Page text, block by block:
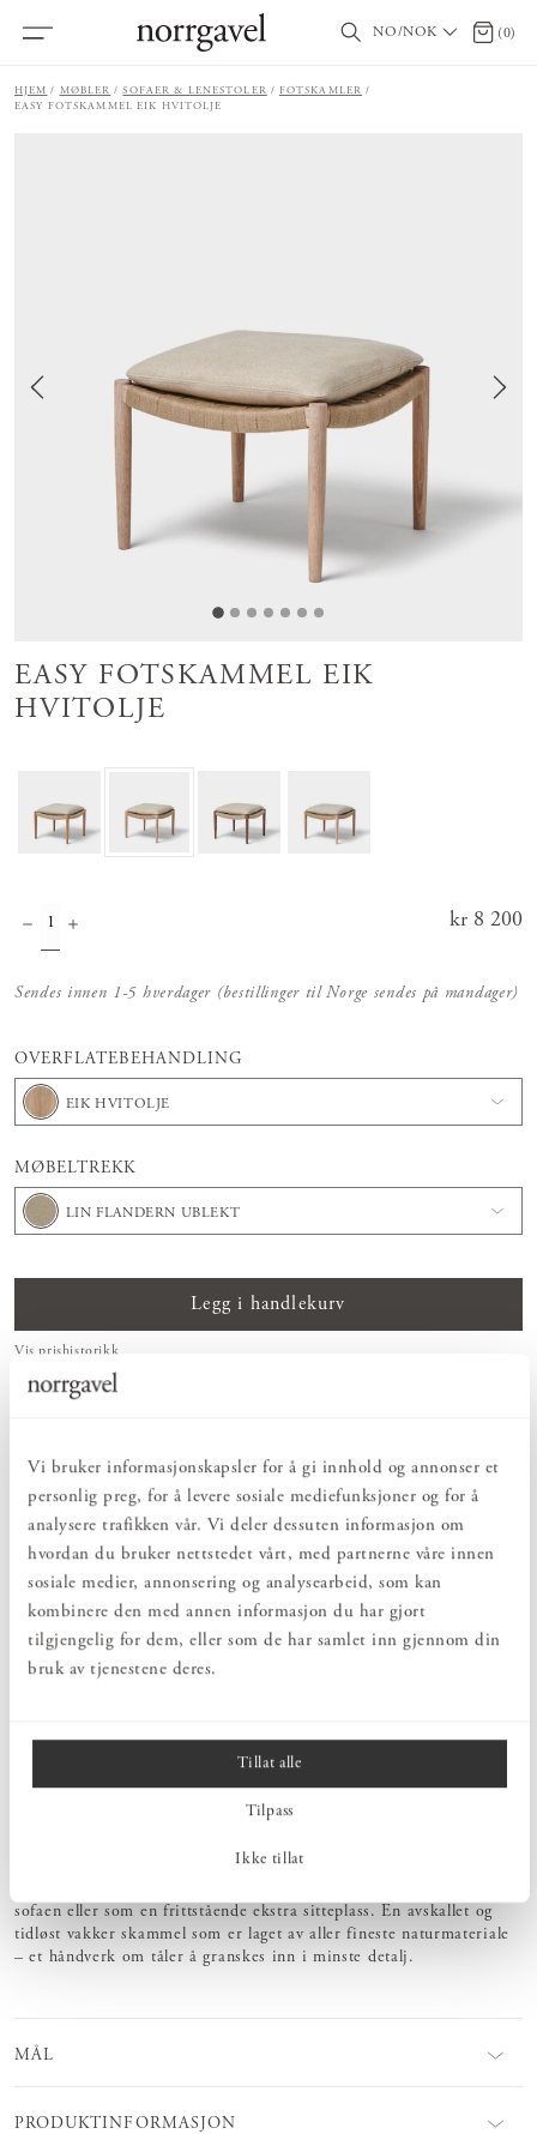
Vi bruker informasjonskapsler for å gi innhold og annonser et
personlig preg, for å levere sosiale mediefunksjoner og for å
analysere trafikken vår. Vi deler dessuten informasjon om
hvordan du bruker nettstedet vårt, med partnerne våre innen
sosiale medier, annonsering og analysearbeid, som kan
kombinere den med annen informasjon du har gjort
tilgjengelig for dem, eller som de har samlet inn gjennom din
bruk av tjenestene deres.
Tillat alle
Tilpass
Ikke tillat
NO/NOK 0 (0)
HJEM MØBLER SOFAER & LENESTOLER
FOTSKAMLER
EASY FOTSKAMMEL EIK HVITOLJE
EASY FOTSKAMMEL EIK
HVITOLJE
Pris:
kr 8 200
Sendes innen 1-5 hverdager (bestillinger til Norge sendes på mandager)
OVERFLATEBEHANDLING
EIK HVITOLJE
MØBELTREKK
LIN FLANDERN UBLEKT
Legg i handlekurv
Vis prishistorikk
enkelt og vakkert.
NATURLIG & BÆREKRAFTIG
Av rene naturmaterialer som er en del av det naturlige kretsløpet og skapes
vedfotosyntese.
SAMSKAPING & FLEKSIBILITET
Størrelse, tresort og overflatebehandling – design dine Norrgavel-møbler
etter funksjon, rom og smak.
VI ER HER!
Vårt kunnskapsrike kundeserviceteam tilbyr personlig service – før, under
og etter kjøpet.
Mål og form på denne skammelen er hentet fra lenestolen Easy
sofaen eller som en frittstående ekstra sitteplass. En avskallet og
tidløst vakker skammel som er laget av aller fineste naturmateriale
– et håndverk om tåler å granskes inn i minste detalj.
MÅL
PRODUKTINFORMASJON